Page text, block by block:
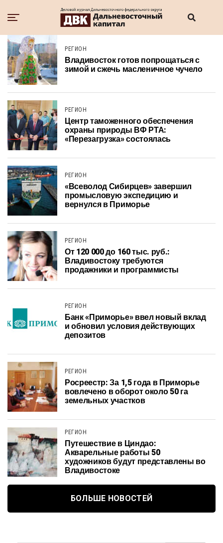
РЕГИОН
Владивосток готов попрощаться с
зимой и сжечь масленичное чучело
РЕГИОН
Центр таможенного обеспечения
охраны природы ВФ РТА:
«Перезагрузка» состоялась
РЕГИОН
«Всеволод Сибирцев» завершил
промысловую экспедицию и
вернулся в Приморье
РЕГИОН
От 120 000 до 160 тыс. руб.:
Владивостоку требуются
продажники и программисты
РЕГИОН
Банк «Приморье» ввел новый вклад
и обновил условия действующих
депозитов
РЕГИОН
Росреестр: За 1,5 года в Приморье
вовлечено в оборот около 50 га
земельных участков
РЕГИОН
Путешествие в Циндао:
Акварельные работы 50
художников будут представлены во
Владивостоке
БОЛЬШЕ НОВОСТЕЙ